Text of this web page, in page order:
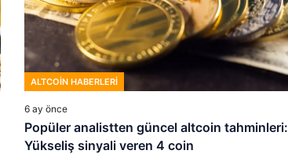
ALTCOIN HABERLERI
6 ay önce
Popüler analistten güncel altcoin tahminleri:
Yükseliş sinyali veren 4 coin